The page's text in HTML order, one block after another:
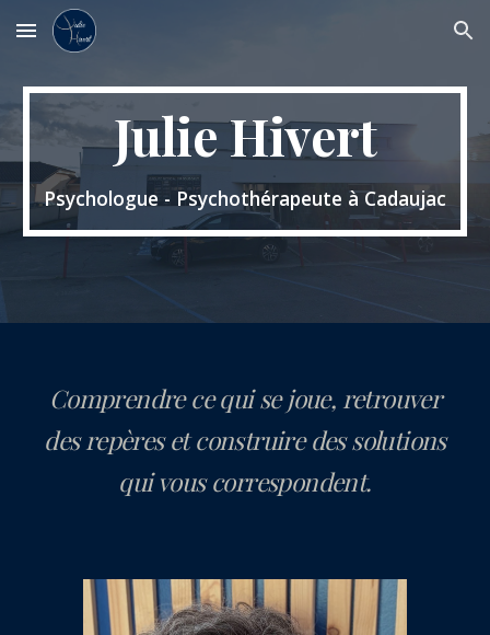
Skip to main content Skip to navigation
Julie Hivert
Psychologue - Psychothérapeute à Cadaujac
Comprendre ce qui se joue, retrouver
des repères et construire des solutions
qui vous correspondent.